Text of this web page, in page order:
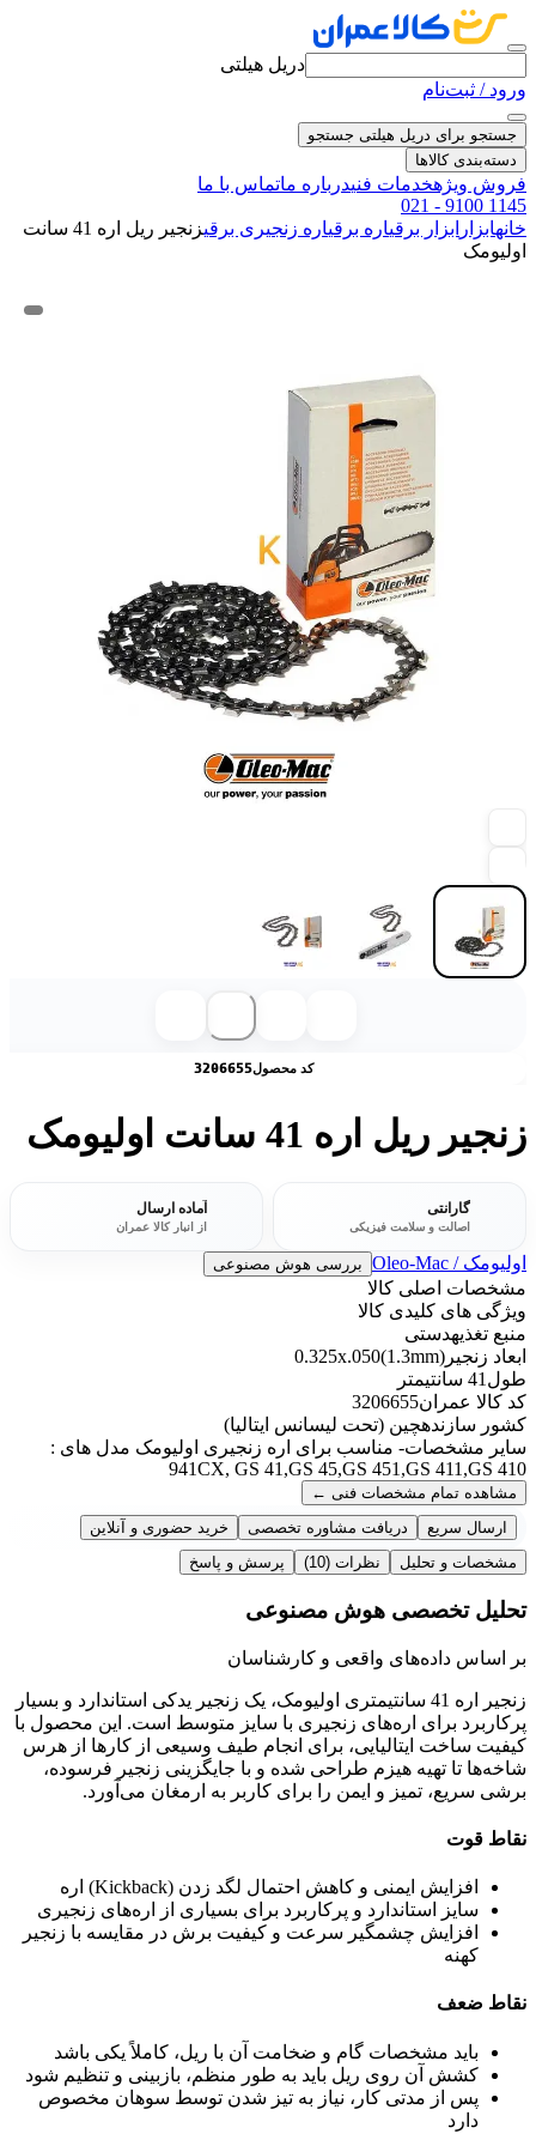
دریل هیلتی
ورود / ثبت‌نام
جستجو برای دریل هیلتی جستجو
دسته‌بندی کالاها
فروش ویژهخدمات فنیدرباره ماتماس با ما
021 - 9100 1145
خانهابزار ابزار برقیاره برقیاره زنجیری برقی
زنجیر ریل اره 41 سانت
اولیومک
کد محصول3206655
زنجیر ریل اره 41 سانت اولیومک
گارانتی
اصالت و سلامت فیزیکی
آماده ارسال
از انبار کالا عمران
اولیومک / Oleo-Mac بررسی هوش مصنوعی
مشخصات اصلی کالا
ویژگی های کلیدی کالا
منبع تغذیهدستی
ابعاد زنجیر 0.325x.050(1.3mm)
طول 41 سانتیمتر
کد کالا عمران3206655
کشور سازندهچین (تحت لیسانس ایتالیا)
سایر مشخصات- مناسب برای اره زنجیری اولیومک مدل های :
941CX, GS 41,GS 45,GS 451,GS 411,GS 410
مشاهده تمام مشخصات فنی ←
ارسال سریع
دریافت مشاوره تخصصی
خرید حضوری و آنلاین
مشخصات و تحلیل
نظرات (10) پرسش و پاسخ
تحلیل تخصصی هوش مصنوعی
بر اساس داده‌های واقعی و کارشناسان
زنجیر اره 41 سانتیمتری اولیومک، یک زنجیر یدکی استاندارد و بسیار
پرکاربرد برای اره‌های زنجیری با سایز متوسط است. این محصول با
کیفیت ساخت ایتالیایی، برای انجام طیف وسیعی از کارها از هرس
شاخه‌ها تا تهیه هیزم طراحی شده و با جایگزینی زنجیر فرسوده،
برشی سریع، تمیز و ایمن را برای کاربر به ارمغان می‌آورد.
نقاط قوت
افزایش ایمنی و کاهش احتمال لگد زدن (Kickback) اره
سایز استاندارد و پرکاربرد برای بسیاری از اره‌های زنجیری
افزایش چشمگیر سرعت و کیفیت برش در مقایسه با زنجیر
کهنه
نقاط ضعف
باید مشخصات گام و ضخامت آن با ریل، کاملاً یکی باشد
کشش آن روی ریل باید به طور منظم، بازبینی و تنظیم شود
پس از مدتی کار، نیاز به تیز شدن توسط سوهان مخصوص
دارد